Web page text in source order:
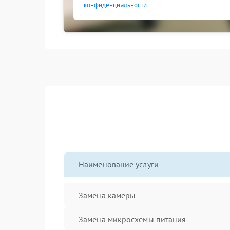
конфиденциальности
Наименование услуги
Замена камеры
Замена микросхемы питания